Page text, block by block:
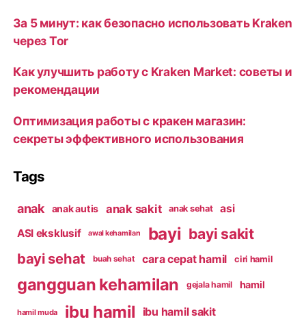
За 5 минут: как безопасно использовать Kraken
через Tor
Как улучшить работу с Kraken Market: советы и
рекомендации
Оптимизация работы с кракен магазин:
секреты эффективного использования
Tags
anak anak autis anak sakit anak sehat
asi
ASI eksklusif
awal kehamilan bayi bayi sakit
bayi sehat buah sehat cara cepat hamil ciri hamil
gangguan kehamilan gejala hamil hamil
hamil muda ibu hamil ibu hamil sakit